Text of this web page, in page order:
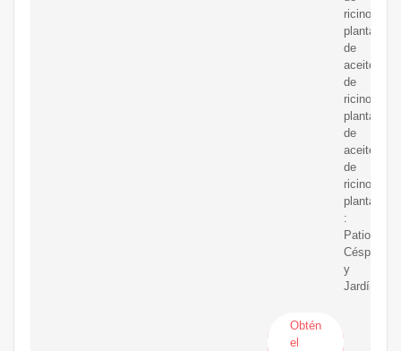
ricino,
planta
de
aceite
de
ricino,
planta
de
aceite
de
ricino,
planta
:
Patio,
Césped
y
Jardín
Obtén
el